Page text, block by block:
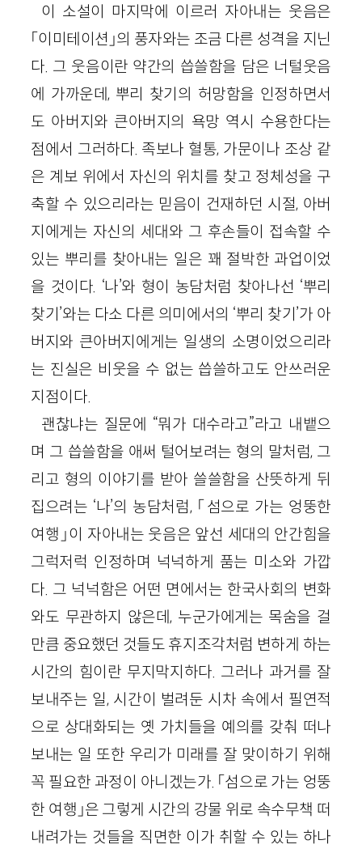
이 소설이 마지막에 이르러 자아내는 웃음은
「이미테이션」의 풍자와는 조금 다른 성격을 지닌
다. 그 웃음이란 약간의 씁쓸함을 담은 너털웃음
에 가까운데, 뿌리 찾기의 허망함을 인정하면서
도 아버지와 큰아버지의 욕망 역시 수용한다는
점에서 그러하다. 족보나 혈통, 가문이나 조상 같
은 계보 위에서 자신의 위치를 찾고 정체성을 구
축할 수 있으리라는 믿음이 건재하던 시절, 아버
지에게는 자신의 세대와 그 후손들이 접속할 수
있는 뿌리를 찾아내는 일은 꽤 절박한 과업이었
을 것이다. ‘나’와 형이 농담처럼 찾아나선 ‘뿌리
찾기’와는 다소 다른 의미에서의 ‘뿌리 찾기’가 아
버지와 큰아버지에게는 일생의 소명이었으리라
는 진실은 비웃을 수 없는 씁쓸하고도 안쓰러운
지점이다.
괜찮냐는 질문에 “뭐가 대수라고”라고 내뱉으
며 그 씁쓸함을 애써 털어보려는 형의 말처럼, 그
리고 형의 이야기를 받아 쓸쓸함을 산뜻하게 뒤
집으려는 ‘나’의 농담처럼, 「섬으로 가는 엉뚱한
여행」이 자아내는 웃음은 앞선 세대의 안간힘을
그럭저럭 인정하며 넉넉하게 품는 미소와 가깝
다. 그 넉넉함은 어떤 면에서는 한국사회의 변화
와도 무관하지 않은데, 누군가에게는 목숨을 걸
만큼 중요했던 것들도 휴지조각처럼 변하게 하는
시간의 힘이란 무지막지하다. 그러나 과거를 잘
보내주는 일, 시간이 벌려둔 시차 속에서 필연적
으로 상대화되는 옛 가치들을 예의를 갖춰 떠나
보내는 일 또한 우리가 미래를 잘 맞이하기 위해
꼭 필요한 과정이 아니겠는가. 「섬으로 가는 엉뚱
한 여행」은 그렇게 시간의 강물 위로 속수무책 떠
내려가는 것들을 직면한 이가 취할 수 있는 하나